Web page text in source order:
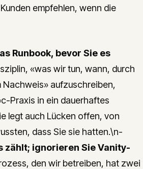
empfehlen, wenn die
Runbook, bevor Sie es
«was wir tun, wann, durch
aufzuschreiben,
Praxis in ein dauerhaftes
legt auch Lücken offen, von
dass Sie sie hatten.\n-
zählt; ignorieren Sie Vanity-
den wir betreiben, hat zwei